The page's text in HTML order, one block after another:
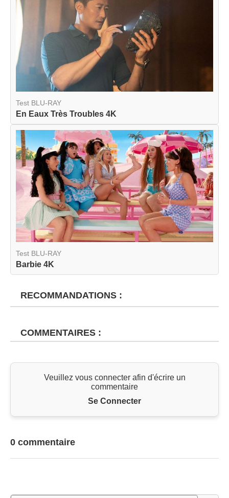
Test BLU-RAY
En Eaux Très Troubles 4K
Test BLU-RAY
Barbie 4K
RECOMMANDATIONS :
COMMENTAIRES :
Veuillez vous connecter afin d'écrire un
commentaire
Se Connecter
0 commentaire